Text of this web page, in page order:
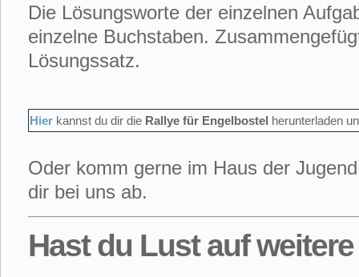
Die Lösungsworte der einzelnen
einzelne Buchstaben.
Lösungssatz.
Hier kannst du dir die Rallye für Engelbostel herunterladen
Oder komm gerne im Haus der
dir bei uns ab.
Hast du Lust auf